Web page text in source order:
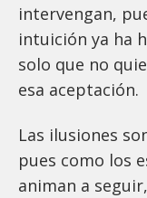
intervengan,
intuición ya ha
solo que no
esa aceptación.
Las ilusiones
pues como los
animan a